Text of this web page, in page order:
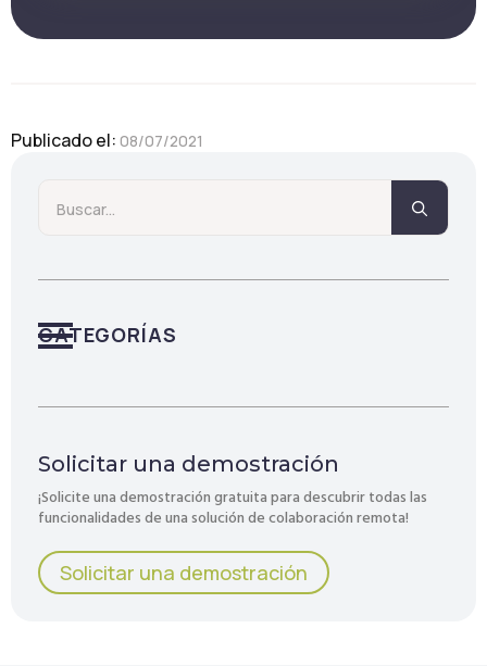
Publicado el: 08/07/2021
CATEGORÍAS
Solicitar una demostración
¡Solicite una demostración gratuita para descubrir todas las
funcionalidades de una solución de colaboración remota!
Solicitar una demostración